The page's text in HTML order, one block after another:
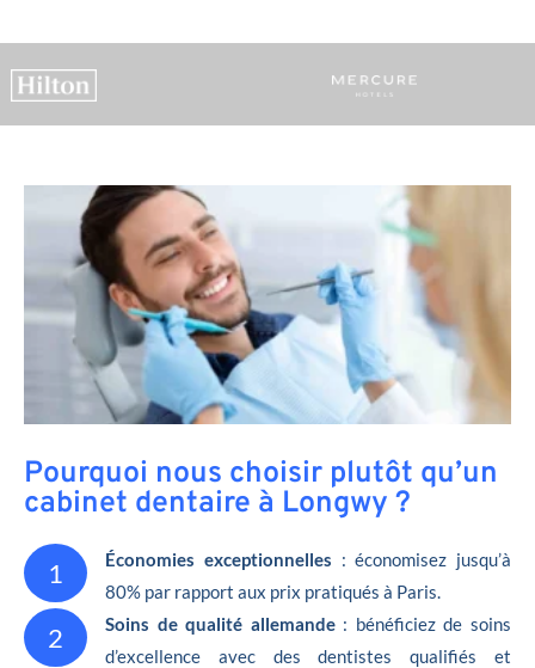
Pourquoi nous choisir plutôt qu’un
cabinet dentaire à Longwy ?
1 Économies exceptionnelles : économisez jusqu’à
80% par rapport aux prix pratiqués à Paris.
2 Soins de qualité allemande: bénéficiez de soins
d’excellence avec des dentistes qualifiés et